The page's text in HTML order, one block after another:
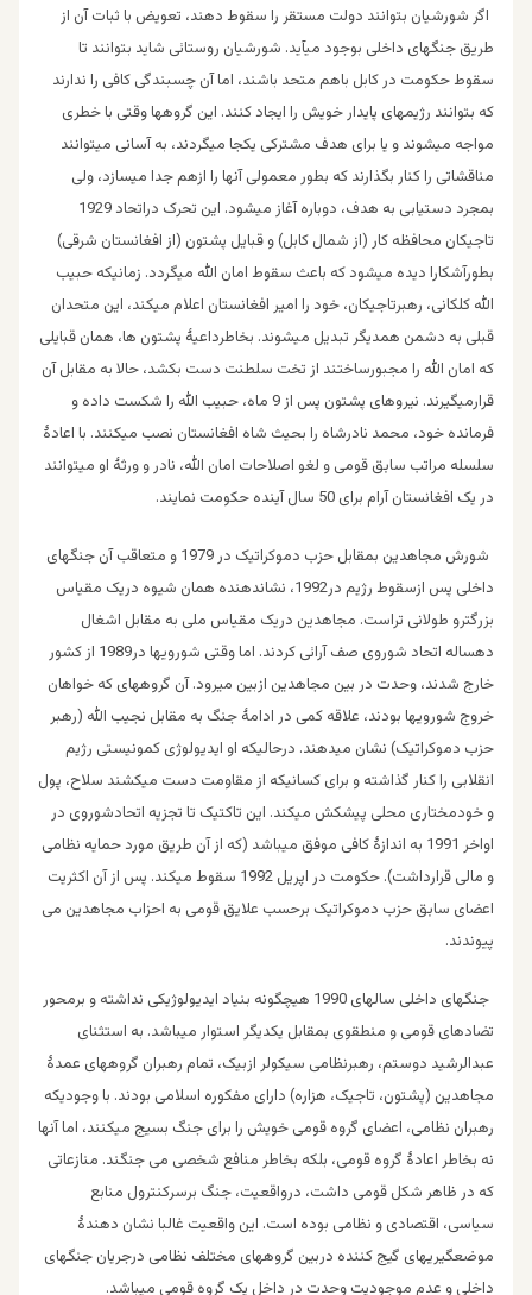
اگر شورشیان بتوانند دولت مستقر را سقوط دهند، تعویض با ثبات آن از
طریق جنگهای داخلی بوجود میآید. شورشیان روستائی شاید بتوانند تا
سقوط حکومت در کابل باهم متحد باشند، اما آن چسبندگی کافی را ندارند
که بتوانند رژیمهای پایدار خویش را ایجاد کنند. این گروهها وقتی با خطری
مواجه میشوند و یا برای هدف مشترکی یکجا میگردند، به آسانی میتوانند
مناقشاتی را کنار بگذارند که بطور معمولی آنها را ازهم جدا میسازد، ولی
بمجرد دستیابی به هدف، دوباره آغاز میشود. این تحرک دراتحاد 1929
تاجیکان محافظه کار (از شمال کابل) و قبایل پشتون (از افغانستان شرقی)
بطورآشکارا دیده میشود که باعث سقوط امان الله میگردد. زمانیکه حبیب
الله کلکانی، رهبرتاجیکان، خود را امیر افغانستان اعلام میکند، این متحدان
قبلی به دشمن همدیگر تبدیل میشوند. بخاطرداعیۀ پشتون ها، همان قبایلی
که امان الله را مجبورساختند از تخت سلطنت دست بکشد، حالا به مقابل آن
قرارمیگیرند. نیروهای پشتون پس از 9 ماه، حبیب الله را شکست داده و
فرمانده خود، محمد نادرشاه را بحیث شاه افغانستان نصب میکنند. با اعادۀ
سلسله مراتب سابق قومی و لغو اصلاحات امان الله، نادر و ورثۀ او میتوانند
در یک افغانستان آرام برای 50 سال آینده حکومت نمایند.
شورش مجاهدین بمقابل حزب دموکراتیک در 1979 و متعاقب آن جنگهای
داخلی پس ازسقوط رژیم در1992، نشاندهنده همان شیوه دریک مقیاس
بزرگترو طولانی تراست. مجاهدین دریک مقیاس ملی به مقابل اشغال
دهساله اتحاد شوروی صف آرائی کردند. اما وقتی شورویها در1989 از کشور
خارج شدند، وحدت در بین مجاهدین ازبین میرود. آن گروههای که خواهان
خروج شورویها بودند، علاقه کمی در ادامۀ جنگ به مقابل نجیب الله (رهبر
حزب دموکراتیک) نشان میدهند. درحالیکه او ایدیولوژی کمونیستی رژیم
انقلابی را کنار گذاشته و برای کسانیکه از مقاومت دست میکشند سلاح، پول
و خودمختاری محلی پیشکش میکند. این تاکتیک تا تجزیه اتحادشوروی در
اواخر 1991 به اندازۀ کافی موفق میباشد (که از آن طریق مورد حمایه نظامی
و مالی قرارداشت). حکومت در اپریل 1992 سقوط میکند. پس از آن اکثریت
اعضای سابق حزب دموکراتیک برحسب علایق قومی به احزاب مجاهدین می
پیوندند.
جنگهای داخلی سالهای 1990 هیچگونه بنیاد ایدیولوژیکی نداشته و برمحور
تضادهای قومی و منطقوی بمقابل یکدیگر استوار میباشد. به استثنای
عبدالرشید دوستم، رهبرنظامی سیکولر ازبیک، تمام رهبران گروههای عمدۀ
مجاهدین (پشتون، تاجیک، هزاره) دارای مفکوره اسلامی بودند. با وجودیکه
رهبران نظامی، اعضای گروه قومی خویش را برای جنگ بسیج میکنند، اما آنها
نه بخاطر اعادۀ گروه قومی، بلکه بخاطر منافع شخصی می جنگند. منازعاتی
که در ظاهر شکل قومی داشت، درواقعیت، جنگ برسرکنترول منابع
سیاسی، اقتصادی و نظامی بوده است. این واقعیت غالبا نشان دهندۀ
موضعگیریهای گیج کننده دربین گروههای مختلف نظامی درجریان جنگهای
داخلی و عدم موجودیت وحدت در داخل یک گروه قومی میباشد.